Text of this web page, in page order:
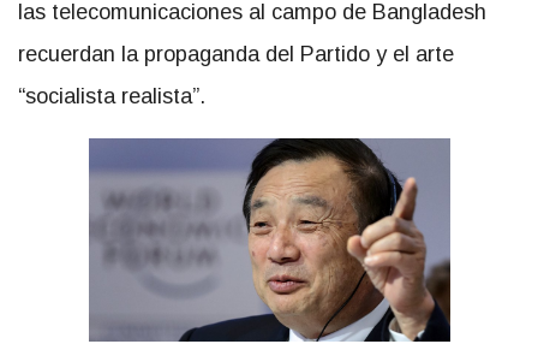
las telecomunicaciones al campo de Bangladesh
recuerdan la propaganda del Partido y el arte
“socialista realista”.